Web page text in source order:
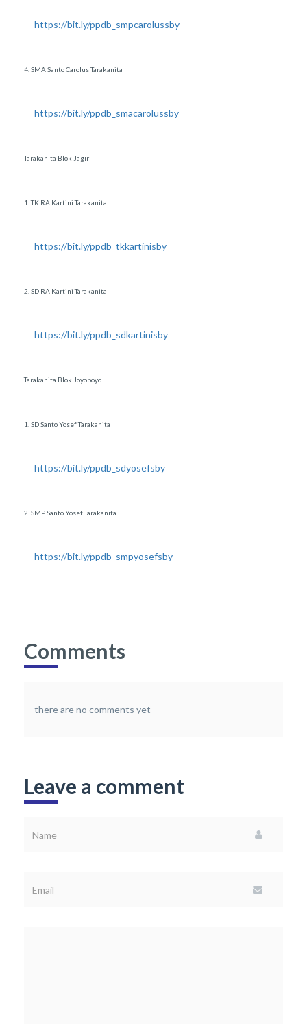
https://bit.ly/ppdb_smpcarolussby
4. SMA Santo Carolus Tarakanita
https://bit.ly/ppdb_smacarolussby
Tarakanita Blok Jagir
1. TK RA Kartini Tarakanita
https://bit.ly/ppdb_tkkartinisby
2. SD RA Kartini Tarakanita
https://bit.ly/ppdb_sdkartinisby
Tarakanita Blok Joyoboyo
1. SD Santo Yosef Tarakanita
https://bit.ly/ppdb_sdyosefsby
2. SMP Santo Yosef Tarakanita
https://bit.ly/ppdb_smpyosefsby
Comments
there are no comments yet
Leave a comment